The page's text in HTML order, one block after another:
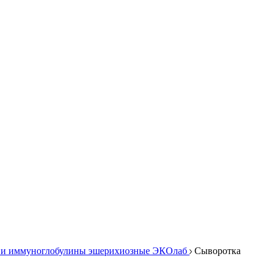
иммуноглобулины эшерихиозные ЭКОлаб
Cыворотка